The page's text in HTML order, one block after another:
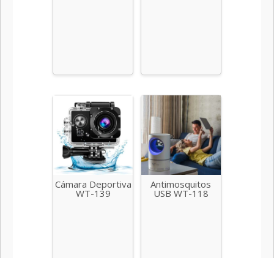
Cámara Deportiva
WT-139
Antimosquitos
USB WT-118